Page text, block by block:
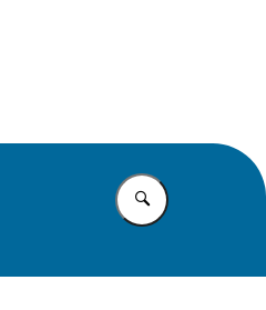
Vul in wat u